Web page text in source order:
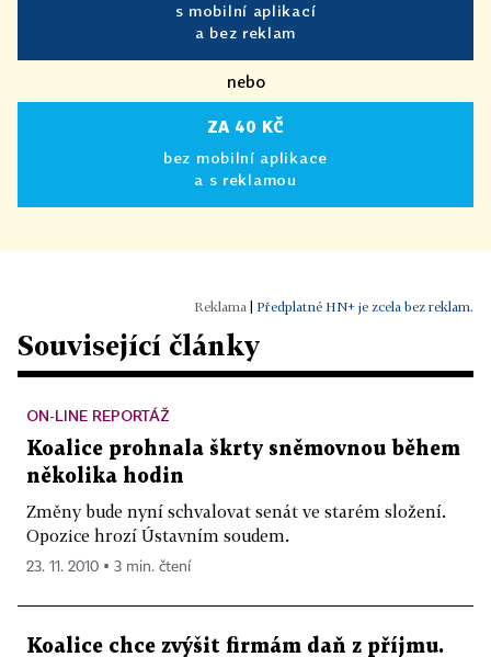
s mobilní aplikací
a bez reklam
nebo
ZA 40 KČ
bez mobilní aplikace
a s reklamou
Předplatné HN+ je zcela bez reklam.
Související články
ON-LINE REPORTÁŽ
Koalice prohnala škrty sněmovnou během
několika hodin
Změny bude nyní schvalovat senát ve starém složení.
Opozice hrozí Ústavním soudem.
23. 11. 2010 ▪ 3 min. čtení
Koalice chce zvýšit firmám daň z příjmu.